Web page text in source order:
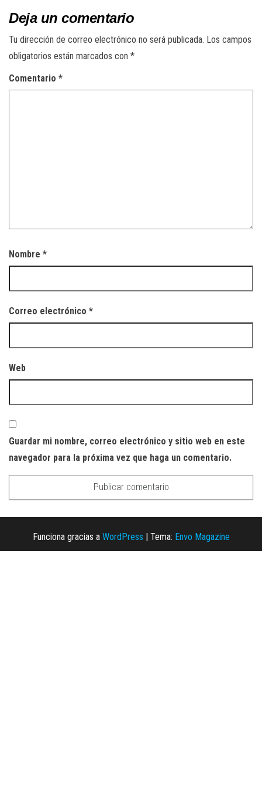
Deja un comentario
Tu dirección de correo electrónico no será publicada. Los campos
obligatorios están marcados con *
Comentario *
Nombre *
Correo electrónico *
Web
Guardar mi nombre, correo electrónico y sitio web en este
navegador para la próxima vez que haga un comentario.
Funciona gracias a WordPress Tema: Envo Magazine